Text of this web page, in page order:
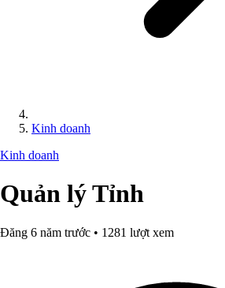
Kinh doanh
Kinh doanh
Quản lý Tỉnh
Đăng 6 năm trước • 1281 lượt xem